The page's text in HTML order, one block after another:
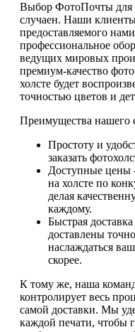
Выбор ФотоПочты для
случаен. Наши клиенты
предоставляемого
профессиональное
ведущих мировых
премиум-качество
холсте будет
точностью цветов и
Преимущества нашего
Простоту и
заказать
Доступные цены
на холсте по
делая
каждому.
Быстрая
доставлены
наслаждаться
скорее.
К тому же, наша
контролирует весь
самой доставки. Мы
каждой печати, чтобы